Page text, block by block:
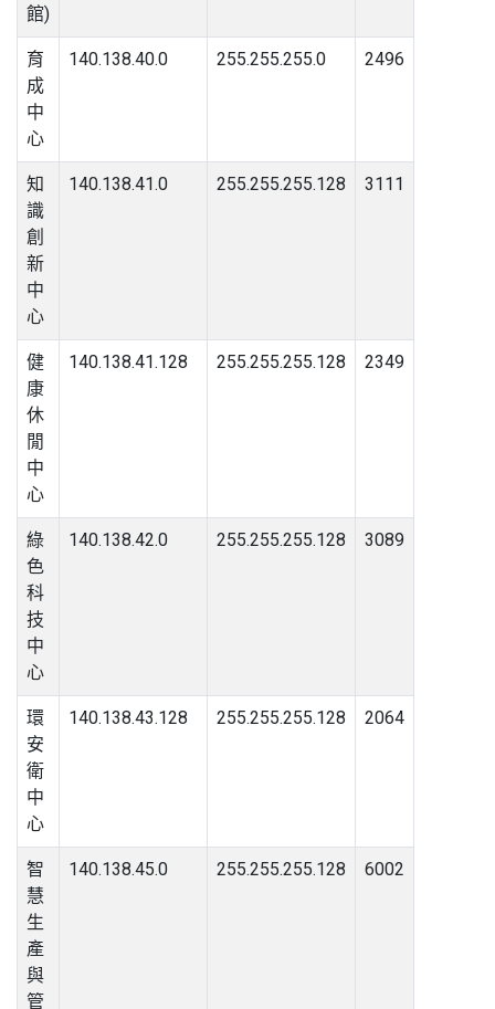
館)
育
成
中
心
140.138.40.0 255.255.255.0 2496
知
識
創
新
中
心
140.138.41.0 255.255.255.128 3111
健
康
休
閒
中
心
140.138.41.128 255.255.255.128 2349
綠
色
科
技
中
心
140.138.42.0 255.255.255.128 3089
環
安
衛
中
心
140.138.43.128 255.255.255.128 2064
智
慧
生
產
與
管
140.138.45.0 255.255.255.128 6002